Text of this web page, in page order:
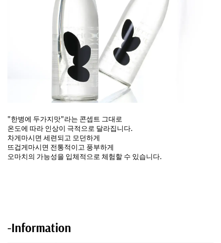
"한병에 두가지맛"라는 콘셉트 그대로
온도에 따라 인상이 극적으로 달라집니다.
차게마시면 세련되고 모던하게
뜨겁게마시면 전통적이고 풍부하게
오마치의 가능성을 입체적으로 체험할 수 있습니다.
-Information